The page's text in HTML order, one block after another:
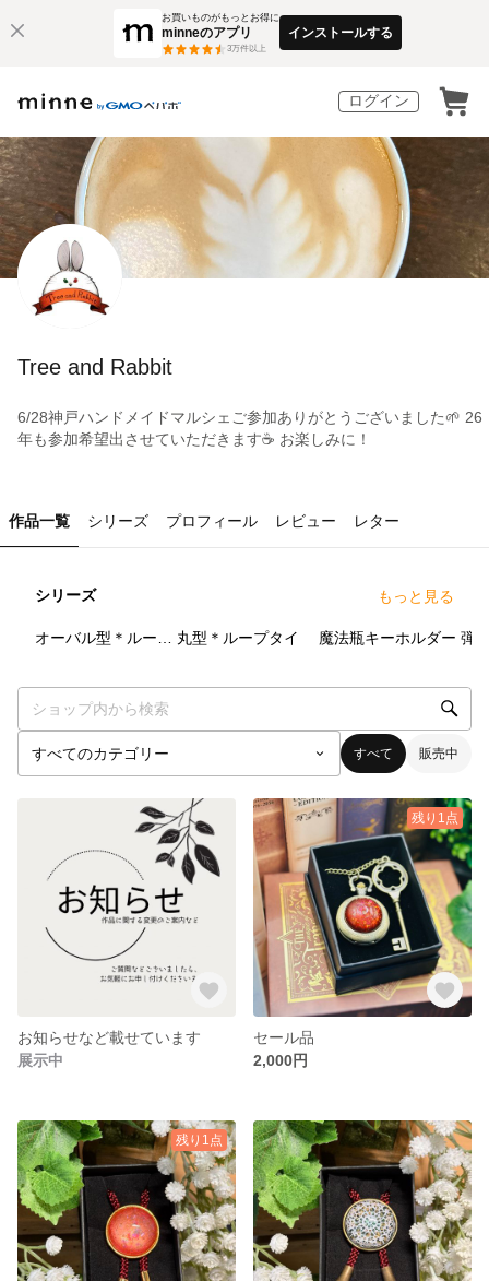
お買いものがもっとお得に
minneのアプリ
3万件以上
インストールする
ログイン
Tree and Rabbit
6/28神戸ハンドメイドマルシェご参加ありがとうございました🌱 26
年も参加希望出させていただきます☕️ お楽しみに！
作品一覧 シリーズ プロフィール レビュー レター
シリーズ もっと見る
丸型＊ループタイ 魔法瓶キーホルダー 弾
すべて 販売中
お知らせなど載せています
展示中
残り1点
セール品
2,000円
残り1点